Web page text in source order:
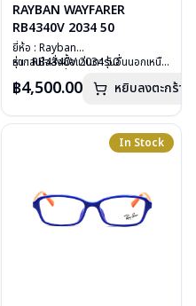
RAYBAN WAYFARER
RB4340V 2034 50
ยี่ห้อ : Rayban
รุ่น : RB4340V 2034 50
เลนส์ : Demo Lens
น้ำหนัก : 36 กรัม
อุปกรณ์ : กล่องแว่น, ผ้าเช็ดแว่น, คู่มือ
การรับประกัน : 2 ปี (ประกันศูนย์
หากสนใจสั่งชื้อแว่นตารุ่นอื่นนอกเหนือ
คลิก
฿4,500.00 หยิบลงตะกร้า
In Stock